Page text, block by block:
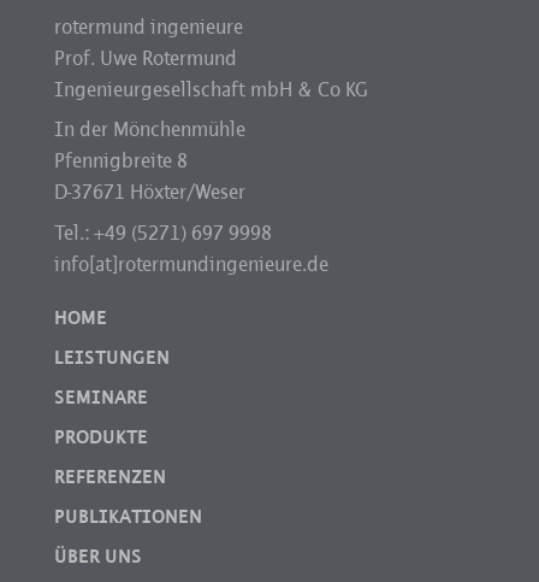
rotermund ingenieure
Prof. Uwe Rotermund
Ingenieurgesellschaft mbH & Co KG
In der Mönchenmühle
Pfennigbreite 8
D-37671 Höxter/Weser
Tel.: +49 (5271) 697 9998
info[at]rotermundingenieure.de
HOME
LEISTUNGEN
SEMINARE
PRODUKTE
REFERENZEN
PUBLIKATIONEN
ÜBER UNS